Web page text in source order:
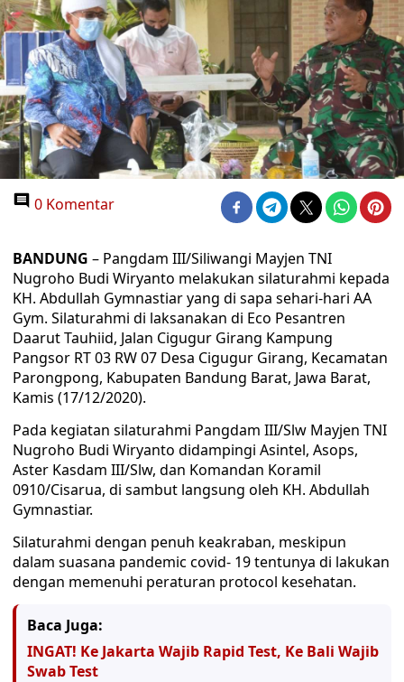
0 Komentar
BANDUNG – Pangdam III/Siliwangi Mayjen TNI
Nugroho Budi Wiryanto melakukan silaturahmi kepada
KH. Abdullah Gymnastiar yang di sapa sehari-hari AA
Gym. Silaturahmi di laksanakan di Eco Pesantren
Daarut Tauhiid, Jalan Cigugur Girang Kampung
Pangsor RT 03 RW 07 Desa Cigugur Girang, Kecamatan
Parongpong, Kabupaten Bandung Barat, Jawa Barat,
Kamis (17/12/2020).
Pada kegiatan silaturahmi Pangdam III/Slw Mayjen TNI
Nugroho Budi Wiryanto didampingi Asintel, Asops,
Aster Kasdam III/Slw, dan Komandan Koramil
0910/Cisarua, di sambut langsung oleh KH. Abdullah
Gymnastiar.
Silaturahmi dengan penuh keakraban, meskipun
dalam suasana pandemic covid- 19 tentunya di lakukan
dengan memenuhi peraturan protocol kesehatan.
Baca Juga:
INGAT! Ke Jakarta Wajib Rapid Test, Ke Bali Wajib
Swab Test